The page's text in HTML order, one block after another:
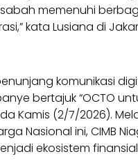
memenuhi
kata Lusiana di
komunikasi
bertajuk “OCTO
Kamis (2/7/2026).
Nasional ini, CIMB
ekosistem